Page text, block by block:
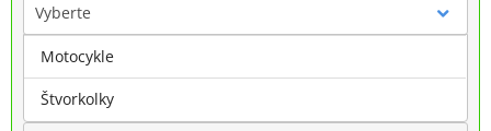
Vyberte
Značka
Motocykle
Štvorkolky